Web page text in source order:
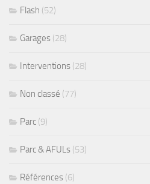
Flash (52)
Garages (28)
Interventions (28)
Non classé (77)
Parc (9)
Parc & AFULs (53)
Références (6)